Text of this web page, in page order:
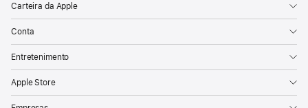
Carteira da Apple
Conta
Entretenimento
Apple Store